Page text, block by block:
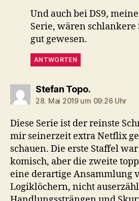
Und auch bei DS9,
Serie, wären
gut gewesen.
ANTWORTEN
Stefan Topo.sagt:
28. Mai 2019 um 09:26 Uhr
Diese Serie ist der reinste
mir seinerzeit extra Netflix
schauen. Die erste Staffel
komisch, aber die zweite
eine derartige Ansammlung
Logiklöchern, nicht